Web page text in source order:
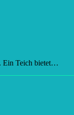
Ein Teich bietet…